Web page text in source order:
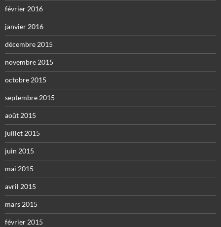
février 2016
janvier 2016
décembre 2015
novembre 2015
octobre 2015
septembre 2015
août 2015
juillet 2015
juin 2015
mai 2015
avril 2015
mars 2015
février 2015